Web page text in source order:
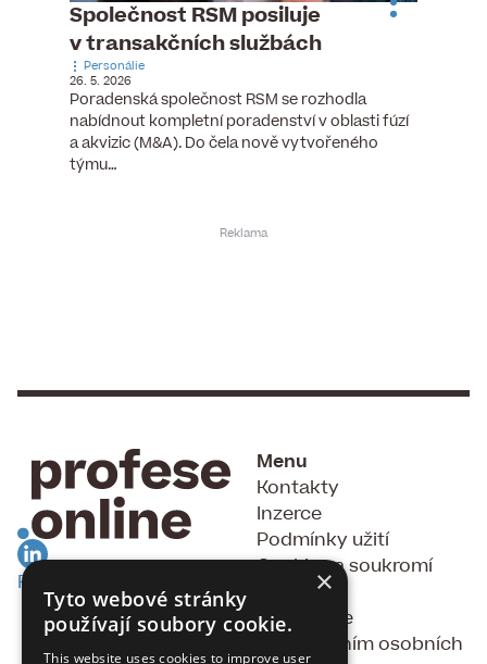
Společnost RSM posiluje
v transakčních službách
Personálie
26. 5. 2026
Poradenská společnost RSM se rozhodla
nabídnout kompletní poradenství v oblasti fúzí
a akvizic (M&A). Do čela nově vytvořeného
týmu…
RSS Feed
Menu
Kontakty
Inzerce
Podmínky užití
Cookies a soukromí
Souhlas se
zpracováním osobních
×
Tyto webové stránky
používají soubory cookie.
This website uses cookies to improve user